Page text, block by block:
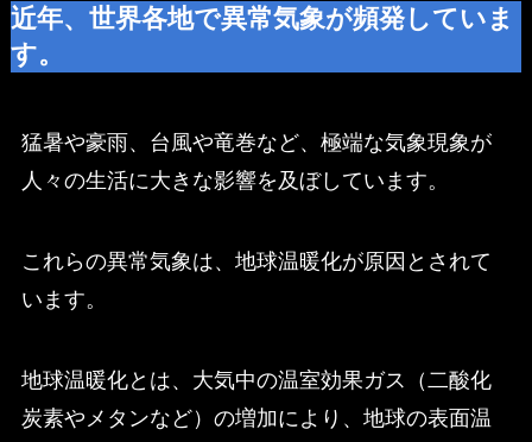
近年、世界各地で異常気象が頻発していま
す。
猛暑や豪雨、台風や竜巻など、極端な気象現象が
人々の生活に大きな影響を及ぼしています。
これらの異常気象は、地球温暖化が原因とされて
います。
地球温暖化とは、大気中の温室効果ガス（二酸化
炭素やメタンなど）の増加により、地球の表面温